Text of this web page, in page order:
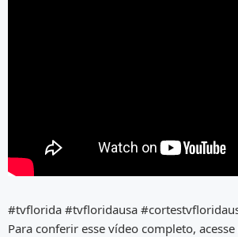
#tvflorida #tvfloridausa
Para conferir esse vídeo completo,